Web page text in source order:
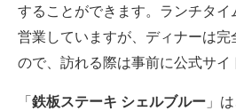
することができます。ランチタ
営業していますが、ディナーは完
ので、訪れる際は事前に公式サイ
「 鉄板ステーキ シェルブルー 」